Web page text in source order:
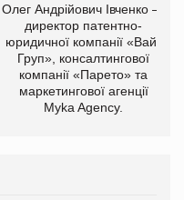
Олег Андрійович Івченко —
директор патентно-
юридичної компанії «Вайз
Груп», консалтингової
компанії «Парето» та
маркетингової агенції
Myka Agency.